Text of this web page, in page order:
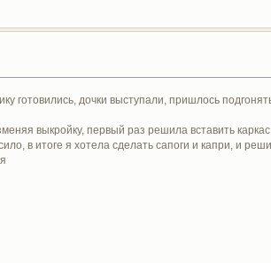
готовились, дочки выступали, пришлось
выкройку, первый раз решила вставить
в итоге я хотела сделать сапоги и капри, и